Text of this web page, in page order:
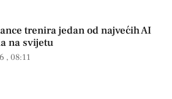
trenira jedan od najvećih AI
na svijetu
08:11